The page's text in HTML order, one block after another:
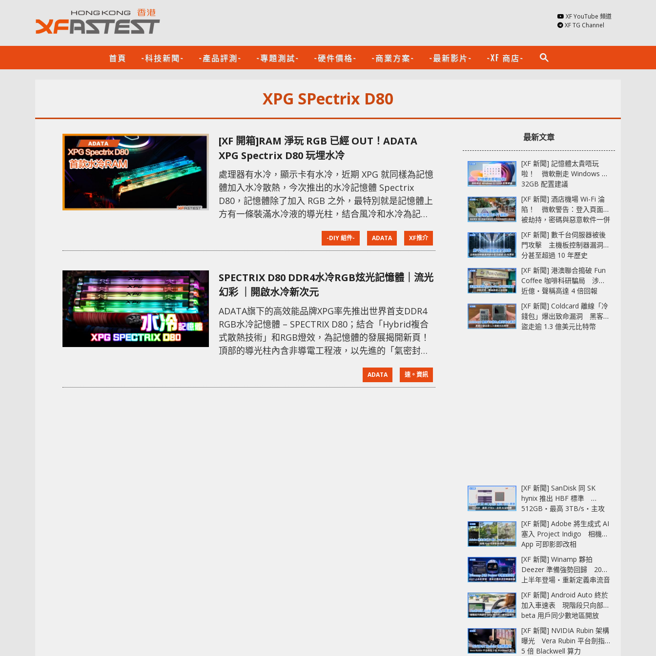
XF YouTube 頻道
XF TG Channel
首頁 -科技新聞- -產品評測- -專題測試- -硬件價格- -商業方案- -最新影片- -XF 商店- search
XPG SPectrix D80
[XF 開箱]RAM 淨玩 RGB 已經 OUT！ADATA
XPG Spectrix D80 玩埋水冷
處理器有水冷，顯示卡有水冷，近期 XPG 就同樣為記憶
體加入水冷散熱，今次推出的水冷記憶體 Spectrix
D80，記憶體除了加入 RGB 之外，最特別就是記憶體上
方有一條裝滿水冷液的導光柱，結合風冷和水冷為記憶
有別於一般顯示卡或處理器水冷，Spectrix D80 的水冷
顯得更為簡單，在鋁製散熱片上加入一條導光柱，內裡
技術，能防止水冷液出現滲漏或蒸發問題。這種創新的
Hybr
-DIY 組件- ADATA XF推介
SPECTRIX D80 DDR4水冷RGB炫光記憶體｜流光
幻彩 ｜開啟水冷新次元
ADATA旗下的高效能品牌XPG率先推出世界首支DDR4
RGB水冷記憶體 – SPECTRIX D80；結合「Hybrid複合
式散熱技術」和RGB燈效，為記憶體的發展揭開新頁！
頂部的導光柱內含非導電工程液，以先進的「氣密封裝
比單純氣冷更理想的散熱效果，幫助系統保持穩定。擁
有高達5000MHz的驚人速度，並支援各大板廠的RGB燈
ADATA 速。資訊
最新文章
[XF 新聞] 記憶體太貴唔玩
啦！ 微軟刪走 Windows 11
32GB 配置建議
[XF 新聞] 酒店機場 Wi-Fi 淪
陷！ 微軟警告：登入頁面可
被劫持，密碼與惡意軟件一併
中招
[XF 新聞] 數千台伺服器被後
門攻擊 主機板控制器漏洞部
分甚至超過 10 年歷史
[XF 新聞] 港澳聯合搗破 Fun
Coffee 咖啡科研騙局 涉款
近億‧聲稱高達 4 倍回報
[XF 新聞] Coldcard 離線「冷
錢包」爆出致命漏洞 黑客已
盜走逾 1.3 億美元比特幣
[XF 新聞] SanDisk 同 SK
hynix 推出 HBF 標準
512GB‧最高 3TB/s‧主攻
AI 記憶體
[XF 新聞] Adobe 將生成式 AI
塞入 Project Indigo 相機
App 可即影即改相
[XF 新聞] Winamp 夥拍
Deezer 準備強勢回歸 2027
上半年登場‧重新定義串流音
樂播放器
[XF 新聞] Android Auto 終於
加入車速表 現階段只向部分
beta 用戶同少數地區開放
[XF 新聞] NVIDIA Rubin 架構
曝光 Vera Rubin 平台劍指
5 倍 Blackwell 算力